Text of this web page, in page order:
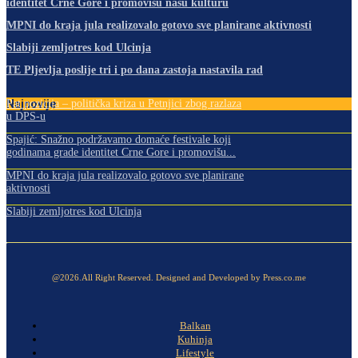
identitet Crne Gore i promovišu našu kulturu
MPNI do kraja jula realizovalo gotovo sve planirane aktivnosti
Slabiji zemljotres kod Ulcinja
TE Pljevlja poslije tri i po dana zastoja nastavila rad
Najnovije
Pat pozicija – politička kriza u Petnjici zbog razlaza
u DPS-u
Spajić: Snažno podržavamo domaće festivale koji
godinama grade identitet Crne Gore i promovišu...
MPNI do kraja jula realizovalo gotovo sve planirane
aktivnosti
Slabiji zemljotres kod Ulcinja
@2026.All Right Reserved. Designed and Developed by Press.co.me
Balkan
Kuhinja
Lifestyle